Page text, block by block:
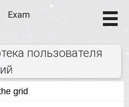
Exam
пользователя